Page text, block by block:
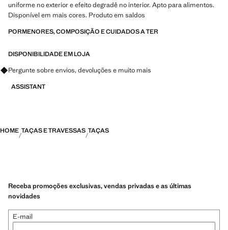
uniforme no exterior e efeito degradê no interior. Apto para alimentos.
Disponível em mais cores. Produto em saldos
PORMENORES, COMPOSIÇÃO E CUIDADOS A TER
DISPONIBILIDADE EM LOJA
Pergunte sobre envios, devoluções e muito mais
ASSISTANT
HOME TAÇAS E TRAVESSAS TAÇAS
Receba promoções exclusivas, vendas privadas e as últimas
novidades
E-mail